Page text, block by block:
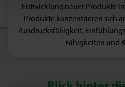
Entwicklung neuer Produkte
Produkte konzentrieren sich
Ausdrucksfähigkeit,
Fähigkeiten und